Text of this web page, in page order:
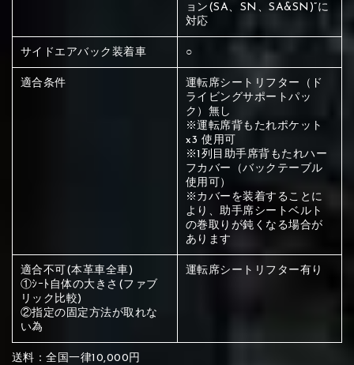
赤く塗られている場所を選択
メイン生地は下記16種類からご選択ください。
①Beige ②Gray ③Red
赤く塗られている部分にカラ
ー選択ください
サブ生地は下記16種類からご選択ください。
赤く塗られている場所を選択
ください
刺繍は下記21種類からご選択ください。
赤く塗られている場所を選択
ください
赤く塗られている場所を選択
ください
刺繍は下記21種類からご選択ください。
ョン(SA、SN、SA&SN)”に
対応
サイドエアバック装着車 ○
適合条件
運転席シートリフター（ド
ライビングサポートパッ
ク）無し
※運転席背もたれポケット
x3 使用可
※1列目助手席背もたれハー
フカバー（バックテーブル
使用可）
※カバーを装着することに
より、助手席シートベルト
の巻取りが鈍くなる場合が
あります
適合不可(本革車全車)
①ｼｰﾄ自体の大きさ(ファブ
リック比較)
②指定の固定方法が取れな
い為
運転席シートリフター有り
送料：全国一律10,000円